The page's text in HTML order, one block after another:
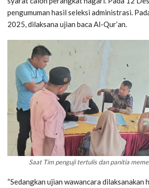
pengumuman hasil seleksi administrasi.
2025, dilaksana ujian baca Al-Qur’an.
Saat Tim penguji tertulis dan panitia
“Sedangkan ujian wawancara dilaksanakan